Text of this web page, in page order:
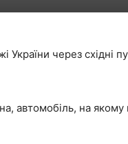
України через східні
автомобіль, на